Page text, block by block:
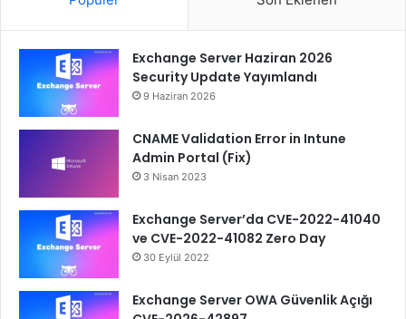
Exchange Server Haziran 2026
Security Update Yayımlandı
9 Haziran 2026
CNAME Validation Error in Intune
Admin Portal (Fix)
3 Nisan 2023
Exchange Server’da CVE-2022-41040
ve CVE-2022-41082 Zero Day
30 Eylül 2022
Exchange Server OWA Güvenlik Açığı